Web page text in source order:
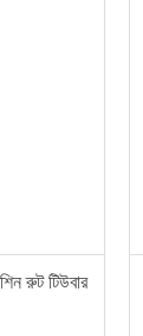
রুট টিউবার